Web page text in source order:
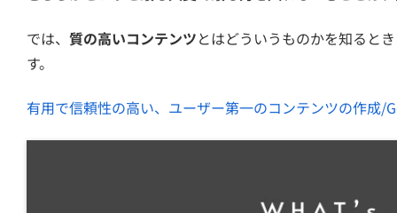
では、 質の高いコンテンツとはどういうものかを知ると
す。
有用で信頼性の高い、ユーザー第一のコンテンツの作成/